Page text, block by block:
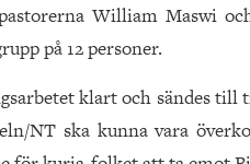
William Maswi
på 12 personer.
klart och sändes till
NT ska kunna vara